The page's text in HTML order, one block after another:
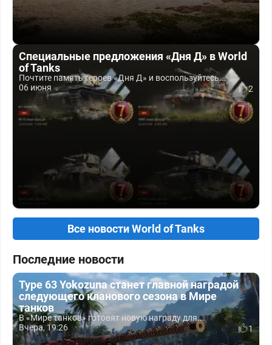
Специальные предложения «Дня Д» в World
of Tanks
Почтите память героев «Дня Д» и воспользуйтесь...
06 июня
2
Все новости World of Tanks
Последние новости
Type 63 Yokozuna станет главной наградой
следующего кланового сезона в Мире
танков
В «Мире танков» готовят новую награду для...
Вчера, 19:26
1